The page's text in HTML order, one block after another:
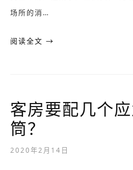
场所的消…
阅读全文 →
客房要配几个
筒？
2020年2月14日